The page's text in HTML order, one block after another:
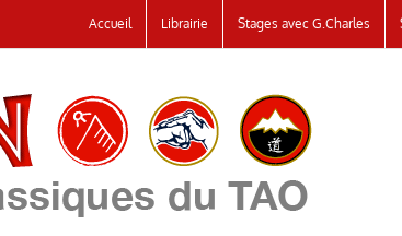
Accueil Librairie Stages avec G.Charles